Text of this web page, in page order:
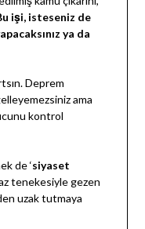
işi, isteseniz de
ya da
Deprem
ama
kontrol
de ‘siyaset
tenekesiyle gezen
uzak tutmaya